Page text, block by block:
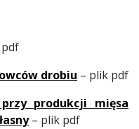
drobiu – plik pdf
produkcji mięsa
– plik pdf